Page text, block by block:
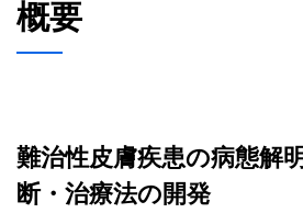
概要
難治性皮膚疾患の病態解
断・治療法の開発